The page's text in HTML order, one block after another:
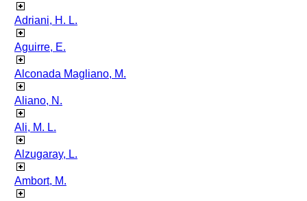
Adriani, H. L.
Aguirre, E.
Alconada Magliano, M.
Aliano, N.
Ali, M. L.
Alzugaray, L.
Ambort, M.